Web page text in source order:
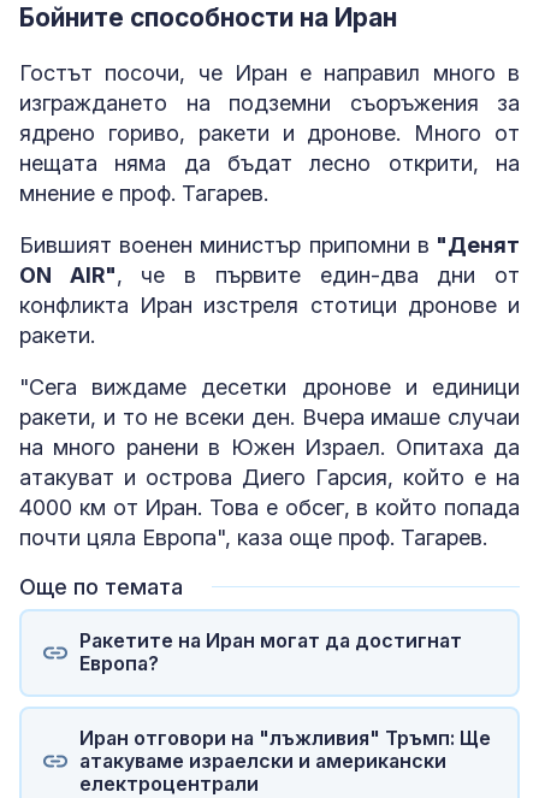
Бойните способности на Иран
Гостът посочи, че Иран е направил много в
изграждането на подземни съоръжения за
ядрено гориво, ракети и дронове. Много от
нещата няма да бъдат лесно открити, на
мнение е проф. Тагарев.
Бившият военен министър припомни в "Денят
ON AIR", че в първите един-два дни от
конфликта Иран изстреля стотици дронове и
ракети.
"Сега виждаме десетки дронове и единици
ракети, и то не всеки ден. Вчера имаше случаи
на много ранени в Южен Израел. Опитаха да
атакуват и острова Диего Гарсия, който е на
4000 км от Иран. Това е обсег, в който попада
почти цяла Европа", каза още проф. Тагарев.
Още по темата
Ракетите на Иран могат да достигнат
Европа?
Иран отговори на "лъжливия" Тръмп: Ще
атакуваме израелски и американски
електроцентрали